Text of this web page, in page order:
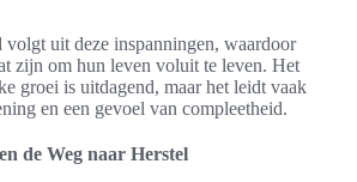
uit deze inspanningen, waardoor
zijn om hun leven voluit te leven. Het
groei is uitdagend, maar het leidt vaak
en een gevoel van compleetheid.
de Weg naar Herstel